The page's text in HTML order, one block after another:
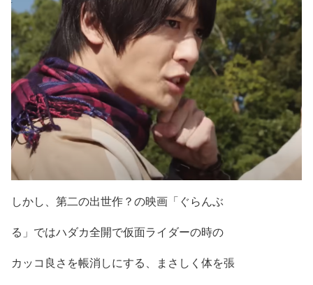
しかし、 第二の出世作？の映画「ぐらんぶ
る」 ではハダカ全開で仮面ライダーの時の
カッコ良さを帳消しにする、 まさしく体を張